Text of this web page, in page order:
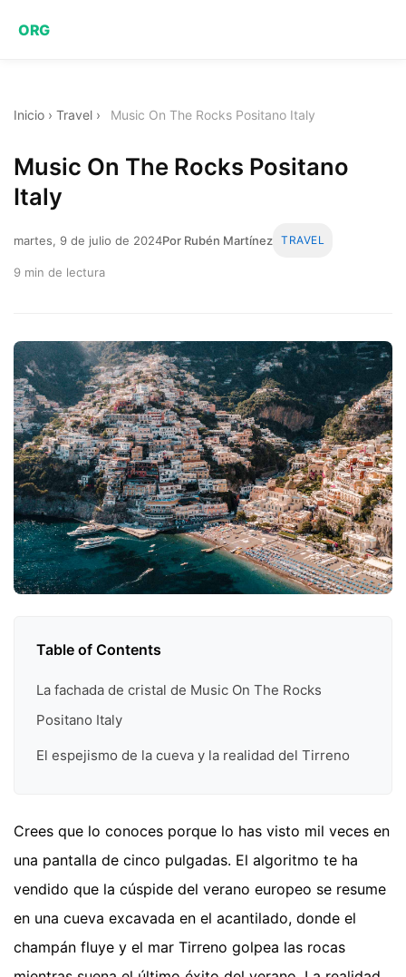
ORG
Inicio › Travel › Music On The Rocks Positano Italy
Music On The Rocks Positano
Italy
martes, 9 de julio de 2024Por Rubén Martínez TRAVEL
9 min de lectura
Table of Contents
La fachada de cristal de Music On The Rocks
Positano Italy
El espejismo de la cueva y la realidad del Tirreno
Crees que lo conoces porque lo has visto mil veces en
una pantalla de cinco pulgadas. El algoritmo te ha
vendido que la cúspide del verano europeo se resume
en una cueva excavada en el acantilado, donde el
champán fluye y el mar Tirreno golpea las rocas